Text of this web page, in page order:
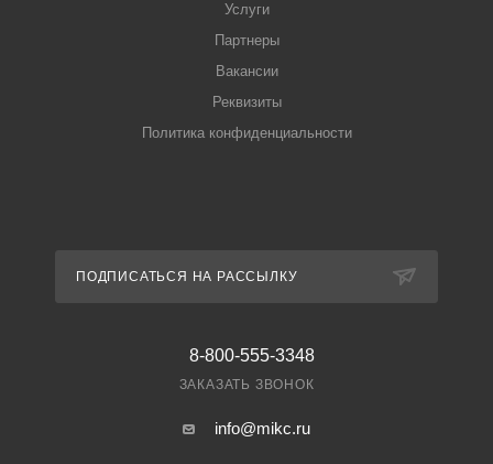
Услуги
Партнеры
Вакансии
Реквизиты
Политика конфиденциальности
ПОДПИСАТЬСЯ НА РАССЫЛКУ
8-800-555-3348
ЗАКАЗАТЬ ЗВОНОК
info@mikc.ru